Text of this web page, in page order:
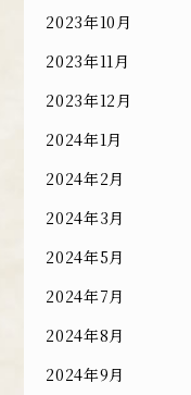
2023年10月
2023年11月
2023年12月
2024年1月
2024年2月
2024年3月
2024年5月
2024年7月
2024年8月
2024年9月